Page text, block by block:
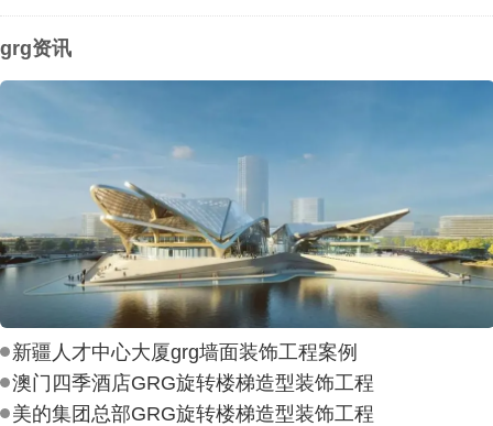
grg资讯
新疆人才中心大厦grg墙面装饰工程案例
澳门四季酒店GRG旋转楼梯造型装饰工程
美的集团总部GRG旋转楼梯造型装饰工程